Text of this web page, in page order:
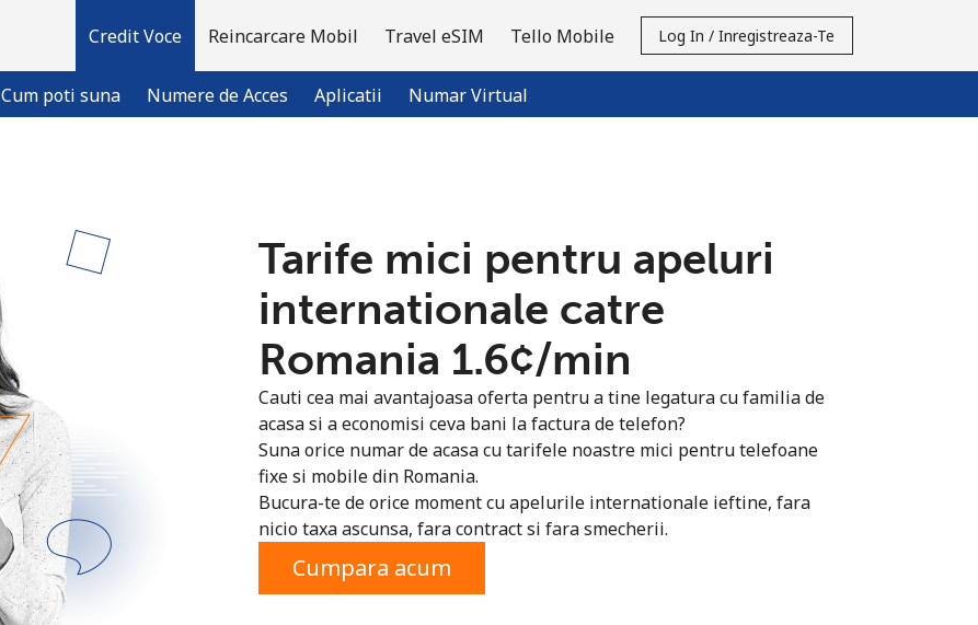
Credit Voce
Cum poti suna Numere de Acces Aplicatii Numar Virtual
Reincarcare Mobil Travel eSIM Tello Mobile Log In / Inregistreaza-Te
Logheaza-te →
Inregistreaza-te cu
Tarife mici pentru apeluri
internationale catre
Romania ⁦1.6¢⁩/min
Cauti cea mai avantajoasa oferta pentru a tine legatura cu familia de
acasa si a economisi ceva bani la factura de telefon?
Suna orice numar de acasa cu tarifele noastre mici pentru telefoane
fixe si mobile din Romania.
Bucura-te de orice moment cu apelurile internationale ieftine, fara
nicio taxa ascunsa, fara contract si fara smecherii.
Cumpara acum